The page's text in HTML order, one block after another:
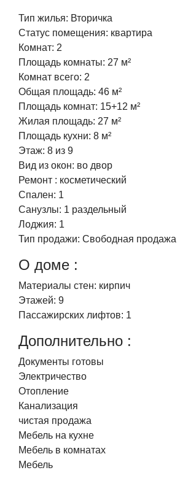
Тип жилья: Вторичка
Статус помещения: квартира
Комнат: 2
Площадь комнаты: 27 м²
Комнат всего: 2
Общая площадь: 46 м²
Площадь комнат: 15+12 м²
Жилая площадь: 27 м²
Площадь кухни: 8 м²
Этаж: 8 из 9
Вид из окон: во двор
Ремонт : косметический
Спален: 1
Санузлы: 1 раздельный
Лоджия: 1
Тип продажи: Свободная продажа
О доме :
Материалы стен: кирпич
Этажей: 9
Пассажирских лифтов: 1
Дополнительно :
Документы готовы
Электричество
Отопление
Канализация
чистая продажа
Мебель на кухне
Мебель в комнатах
Мебель